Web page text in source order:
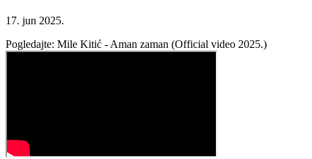
17. jun 2025.
Pogledajte: Mile Kitić - Aman zaman (Official video 2025.)